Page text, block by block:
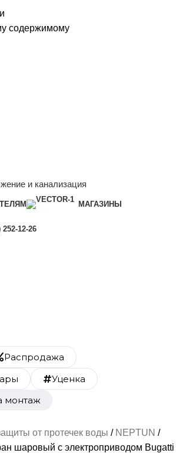
содержимому
и канализация
МАГАЗИНЫ
252-12-26
Распродажа
Уценка
монтаж
от протечек воды
NEPTUN
шаровый с электроприводом Bugatti